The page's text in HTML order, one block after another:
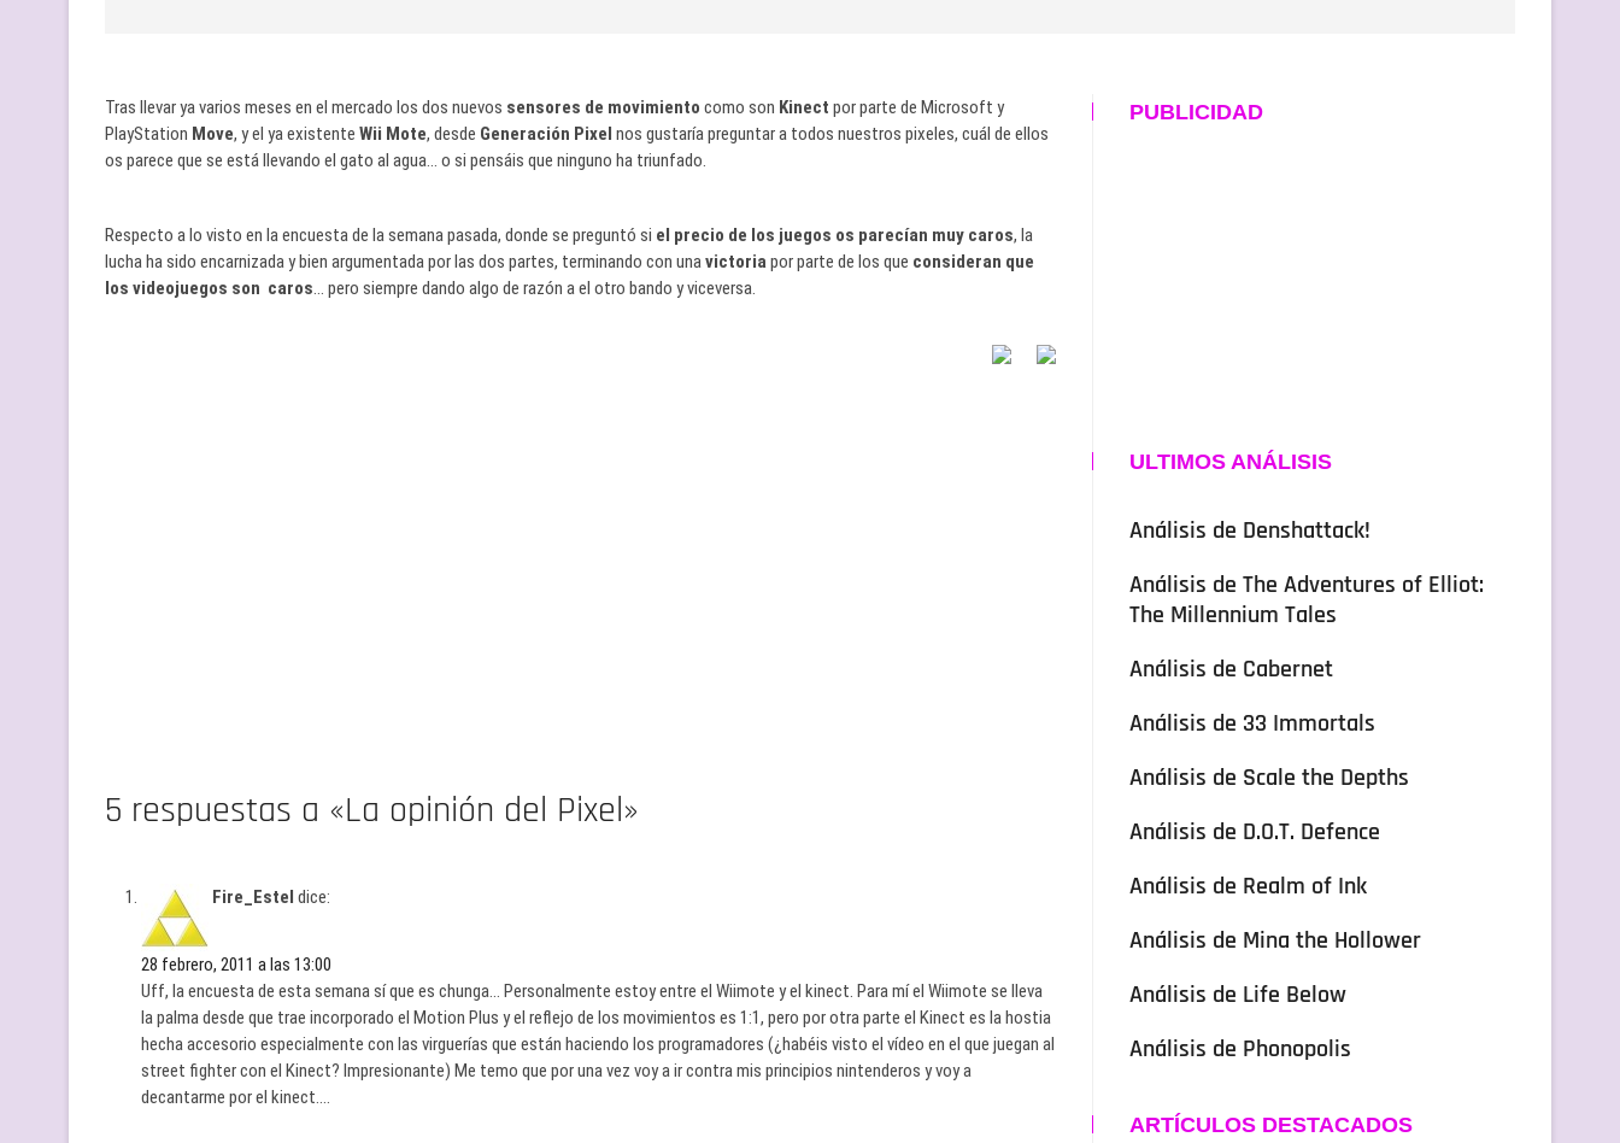
Tras llevar ya varios meses en el mercado los dos nuevos sensores de movimiento como son Kinect por parte de Microsoft y
PlayStation Move, y el ya existente Wii Mote, desde Generación Pixel nos gustaría preguntar a todos nuestros pixeles, cuál de ellos
os parece que se está llevando el gato al agua… o si pensáis que ninguno ha triunfado.
Respecto a lo visto en la encuesta de la semana pasada, donde se preguntó si el precio de los juegos os parecían muy caros, la
lucha ha sido encarnizada y bien argumentada por las dos partes, terminando con unavictoriapor parte de los que consideran que
los videojuegos son caros… pero siempre dando algo de razón a el otro bando y viceversa.
5 respuestas a «La opinión del Pixel»
Fire_Estel dice:
28 febrero, 2011 a las 13:00
Uff, la encuesta de esta semana sí que es chunga… Personalmente estoy entre el Wiimote y el kinect. Para mí el Wiimote se lleva
la palma desde que trae incorporado el Motion Plus y el reflejo de los movimientos es 1:1, pero por otra parte el Kinect es la hostia
hecha accesorio especialmente con las virguerías que están haciendo los programadores (¿habéis visto el vídeo en el que juegan al
street fighter con el Kinect? Impresionante) Me temo que por una vez voy a ir contra mis principios nintenderos y voy a
decantarme por el kinect….
PUBLICIDAD
ULTIMOS ANÁLISIS
Análisis de Denshattack!
Análisis de The Adventures of Elliot:
The Millennium Tales
Análisis de Cabernet
Análisis de 33 Immortals
Análisis de Scale the Depths
Análisis de D.O.T. Defence
Análisis de Realm of Ink
Análisis de Mina the Hollower
Análisis de Life Below
Análisis de Phonopolis
ARTÍCULOS DESTACADOS